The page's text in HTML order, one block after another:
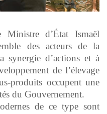
d’État Ismaël
des acteurs de la
synergie d’actions et à
de l’élevage
produits occupent une
du Gouvernement.
de ce type sont